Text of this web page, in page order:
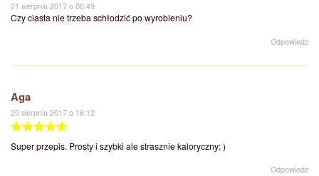
21 sierpnia 2017 o 00:49
Czy ciasta nie trzeba schłodzić po wyrobieniu?
Odpowiedz
Aga
20 sierpnia 2017 o 16:12
Super przepis. Prosty i szybki ale strasznie kaloryczny; )
Odpowiedz